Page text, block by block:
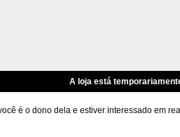
A loja está
é o dono dela e estiver interessado em